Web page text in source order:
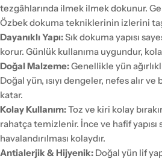
tezgâhlarında ilmek ilmek dokunur.
Özbek dokuma tekniklerinin izlerini
Dayanıklı Yapı:Sık dokuma yapısı
korur. Günlük kullanıma uygundur,
Doğal Malzeme:Genellikle yün
Doğal yün, ısıyı dengeler, nefes alır
katar.
Kolay Kullanım:Toz ve kiri kolay
rahatça temizlenir. İnce ve hafif yapısı
havalandırılması kolaydır.
Antialerjik & Hijyenik: Doğal yün lif